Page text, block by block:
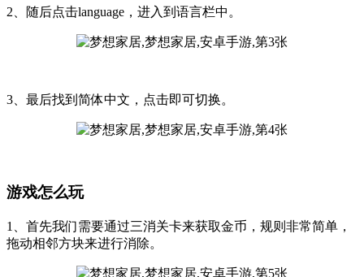
2、随后点击language，进入到语言栏中。
3、最后找到简体中文，点击即可切换。
游戏怎么玩
1、首先我们需要通过三消关卡来获取金币，规则非常简单，
拖动相邻方块来进行消除。